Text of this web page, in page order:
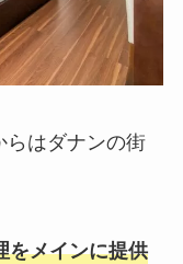
らはダナンの街
をメインに提供